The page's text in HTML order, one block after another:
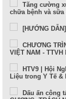
Tăng cường
chữa bệnh và sữa
[HƯỚNG
CHƯƠNG
VIỆT NAM - TTVH
HTV9 | Hội
Liệu trong Y Tế &
Dấu ấn công